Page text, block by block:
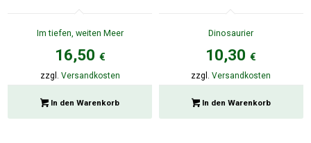
Im tiefen, weiten Meer
16,50 €
zzgl. Versandkosten
In den Warenkorb
Dinosaurier
10,30€
zzgl.Versandkosten
In den Warenkorb